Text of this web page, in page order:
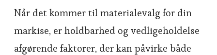
Når det kommer til materialevalg for din
markise, er holdbarhed og vedligeholdelse
afgørende faktorer, der kan påvirke både